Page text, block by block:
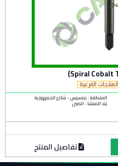
الفرعية
المنطقة : رمسيس - شارع الجمهورية
بلد المنشأ : الصين
تفاصيل المنتج